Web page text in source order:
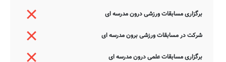
برگزاری مسابقات ورزشی درون مدرسه ای
شرکت در مسابقات ورزشی برون مدرسه ای
برگزاری مسابقات علمی درون مدرسه ای